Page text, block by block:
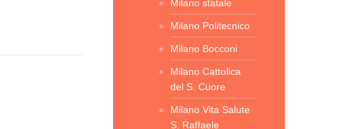
Milano statale
Milano Politecnico
Milano Bocconi
Milano Cattolica
del S. Cuore
Milano Vita Salute
S. Raffaele